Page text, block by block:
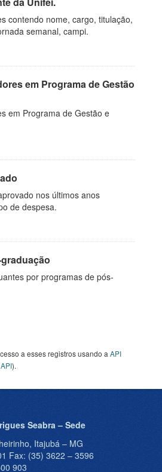
contendo nome, cargo, titulação,
semanal, campi.
em Programa de Gestão
em Programa de Gestão e
nos últimos anos
de despesa.
por programas de pós-
a esses registros usando a API
).
Seabra – Sede
Itajubá – MG
Fax: (35) 3622 – 3596
903